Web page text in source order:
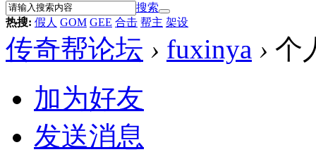
搜索
热搜: 假人 GOM GEE 合击 帮主 架设
传奇帮论坛 › fuxinya › 个
加为好友
发送消息